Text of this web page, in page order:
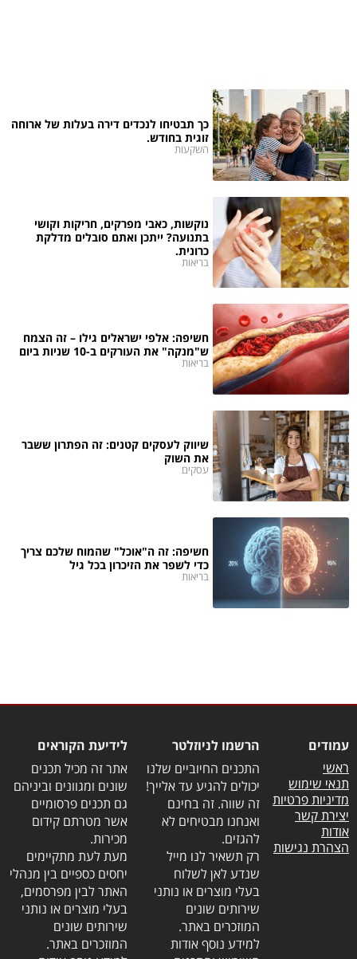
כך תבטיחו לנכדים דירה בעלות של ארוחה
זוגית בחודש.
השקעות
נוקשות, כאבי מפרקים, חריקות וקושי
בתנועה? ייתכן ואתם סובלים מדלקת
כרונית.
בריאות
חשיפה: אלפי ישראלים גילו – זה הצמח
ש"מנקה" את העורקים ב-10 שניות ביום
בריאות
שיווק לעסקים קטנים: זה הפתרון ששבר
את השוק
עסקים
חשיפה: זה ה"אוכל" שהמוח שלכם צריך
כדי לשפר את הזיכרון בכל גיל
בריאות
עמודים
ראשי
תנאי שימוש
מדיניות פרטיות
יצירת קשר
אודות
הצהרת נגישות
הרשמו לניוזלטר
התכנים החיוביים שלנו
יכולים להגיע עד אלייך!
זה שווה. זה בחינם
ואנחנו מבטיחים לא
להגזים.
רק תשאיר לנו מייל
שנדע לאן לשלוח
בעלי מוצרים או נותני
שירותים שונים
המוזכרים באתר.
למידע נוסף אודות
לידיעת הקוראים
אתר זה מכיל תכנים
שונים ומגוונים וביניהם
גם תכנים פרסומיים
אשר מטרתם קידום
מכירות.
מעת לעת מתקיימים
יחסים כספיים בין מנהלי
האתר לבין מפרסמים,
בעלי מוצרים או נותני
שירותים שונים
המוזכרים באתר.